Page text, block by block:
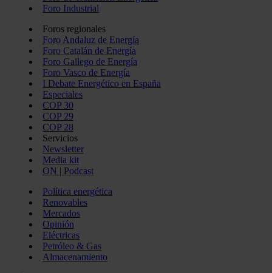
Foro Industrial
Foros regionales
Foro Andaluz de Energía
Foro Catalán de Energía
Foro Gallego de Energía
Foro Vasco de Energía
I Debate Energético en España
Especiales
COP 30
COP 29
COP 28
Servicios
Newsletter
Media kit
ON | Podcast
Política energética
Renovables
Mercados
Opinión
Eléctricas
Petróleo & Gas
Almacenamiento